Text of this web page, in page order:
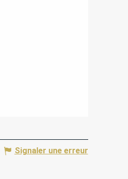
Signaler une erreur